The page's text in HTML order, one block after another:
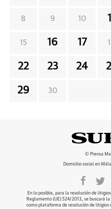
8 9 10
15 16 17
22 23 24
29 30
© Prensa
Domicilio social en
En lo posible, para la resolución de
Reglamento (UE) 524/2013, se buscará
como plataforma de resolución de litigios